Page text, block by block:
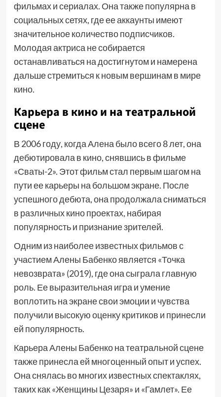
фильмах и сериалах. Она также популярна в
социальных сетях, где ее аккаунты имеют
значительное количество подписчиков.
Молодая актриса не собирается
останавливаться на достигнутом и намерена
дальше стремиться к новым вершинам в мире
кино.
Карьера в кино и на театральной
сцене
В 2006 году, когда Алена было всего 8 лет, она
дебютировала в кино, снявшись в фильме
«Сваты-2». Этот фильм стал первым шагом на
пути ее карьеры на большом экране. После
успешного дебюта, она продолжала сниматься
в различных кино проектах, набирая
популярность и признание зрителей.
Одним из наиболее известных фильмов с
участием Алены Бабенко является «Точка
невозврата» (2019), где она сыграла главную
роль. Ее выразительная игра и умение
воплотить на экране свои эмоции и чувства
получили высокую оценку критиков и принесли
ей популярность.
Карьера Алены Бабенко на театральной сцене
также принесла ей многоценный опыт и успех.
Она снялась во многих известных спектаклях,
таких как «Женщины Цезаря» и «Гамлет». Ее